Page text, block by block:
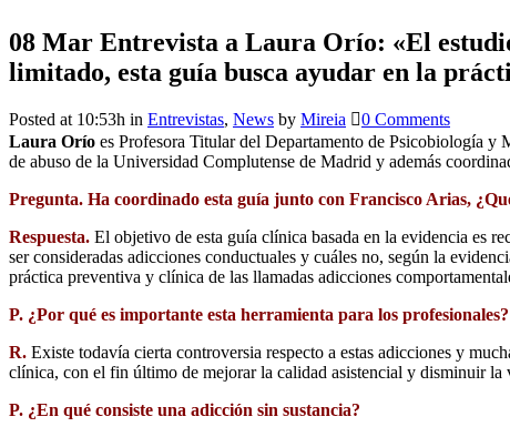
08 Mar Entrevista a Laura Orío: «El
limitado, esta guía busca ayudar en la
Posted at 10:53h in Entrevistas, News by Mireia
0 Comments
Laura Orío es Profesora Titular del Departamento de Psicobiología
de abuso de la Universidad Complutense de Madrid y además
Pregunta. Ha coordinado esta guía junto con Francisco Arias,
Respuesta. El objetivo de esta guía clínica basada en la evidencia es
ser consideradas adicciones conductuales y cuáles no, según la
práctica preventiva y clínica de las llamadas adicciones
P. ¿Por qué es importante esta herramienta para los profesionales?
R. Existe todavía cierta controversia respecto a estas adicciones y
clínica, con el fin último de mejorar la calidad asistencial y disminuir la
P. ¿En qué consiste una adicción sin sustancia?